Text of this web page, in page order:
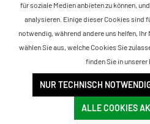
für soziale Medien anbieten zu können,
analysieren. Einige dieser Cookies sind
notwendig, während andere uns helfen,
wählen Sie aus, welche Cookies Sie
finden Sie in unserer
NUR TECHNISCH
ALLE COOKIES